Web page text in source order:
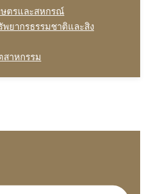
ษตรและสหกรณ์
พยากรธรรมชาติและสิง
สาหกรรม